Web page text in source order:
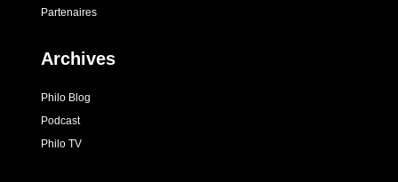
Partenaires
Archives
Philo Blog
Podcast
Philo TV